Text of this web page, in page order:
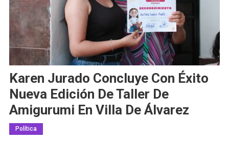
Karen Jurado Concluye Con Éxito
Nueva Edición De Taller De
Amigurumi En Villa De Álvarez
Política